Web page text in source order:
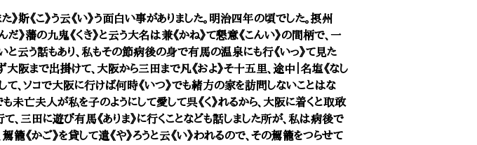
》斯《こ》う云《い》う面白い事がありました。明治四年の頃でした。摂州
んだ》藩の九鬼《くき》と云う大名は兼《かね》て懇意《こんい》の間柄で、一
云う話もあり、私もその節病後の身で有馬の温泉にも行《いっ》て見た
大阪まで出掛けて、大阪から三田まで凡《およ》そ十五里、途中｜名塩《なし
て、ソコで大阪に行けば何時《いつ》でも緒方の家を訪問しないことはな
未亡夫人が私を子のようにして愛して呉《く》れるから、大阪に着くと取敢
て、三田に遊び有馬《ありま》に行くことなども話しました所が、私は病後で
駕籠《かご》を貸して遣《や》ろうと云《い》われるので、その駕籠をつらせて